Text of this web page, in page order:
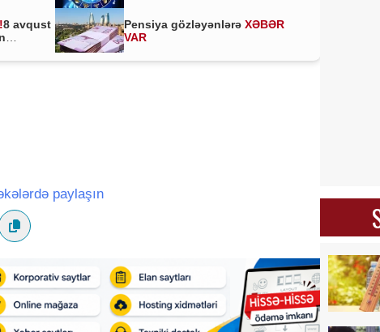
8 avqust
Pensiya gözləyənlərəXƏBƏR
VAR
paylaşın